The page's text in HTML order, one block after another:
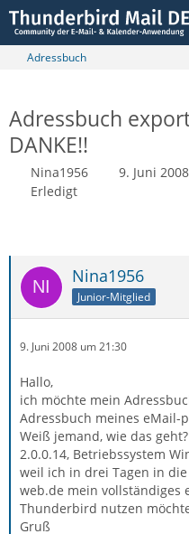
Adressbuch
Adressbuch
DANKE!!
Nina1956 9. Juni
Erledigt
Nina1956
Junior-Mitglied
9. Juni 2008 um 21:30
Hallo,
ich möchte mein
Adressbuch meines eMail-
Weiß jemand, wie das
2.0.0.14, Betriebssystem
weil ich in drei Tagen in
web.de mein vollständiges
Thunderbird nutzen
Gruß